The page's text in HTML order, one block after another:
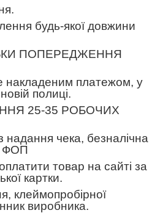
будь-якої довжини
ПОПЕРЕДЖЕННЯ
накладеним платежом, у
полиці.
25-35 РОБОЧИХ
надання чека, безналічна
ФОП
товар на сайті за
картки.
клеймопробірної
виробника.